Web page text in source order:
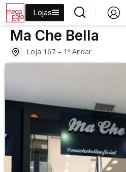
Lojas
Início Lojas›Moda Jeans Ma Che Bella
Ma Che Bella
Loja 167 – 1º Andar